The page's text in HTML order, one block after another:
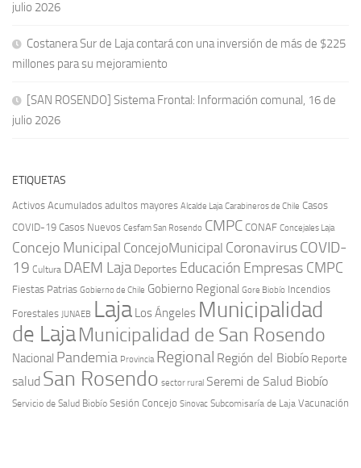
julio 2026
Costanera Sur de Laja contará con una inversión de más de $225
millones para su mejoramiento
[SAN ROSENDO] Sistema Frontal: Información comunal, 16 de
julio 2026
ETIQUETAS
Activos Acumulados adultos mayores Alcalde Laja Carabineros de Chile Casos
COVID-19 Casos Nuevos Cesfam San Rosendo CMPC CONAF Concejales Laja
Concejo Municipal ConcejoMunicipal CoronavirusCOVID-
19 Cultura DAEM Laja Deportes Educación Empresas CMPC
Fiestas Patrias Gobierno de Chile Gobierno Regional Gore Biobío Incendios
Forestales JUNAEB Laja Los Ángeles Municipalidad
de LajaMunicipalidad de San Rosendo
Nacional Pandemia Provincia Regional Región del Biobío Reporte
salud San Rosendo sector rural Seremi de Salud Biobío
Servicio de Salud Biobío Sesión Concejo Sinovac Subcomisaría de Laja Vacunación